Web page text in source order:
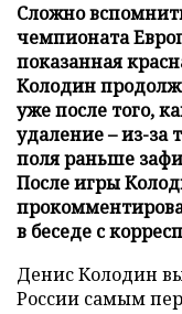
Сложно
чемпионата
показанная
Колодин
уже после того,
удаление – из-за
поля раньше
После игры
в беседе с
Денис Колодин
России самым